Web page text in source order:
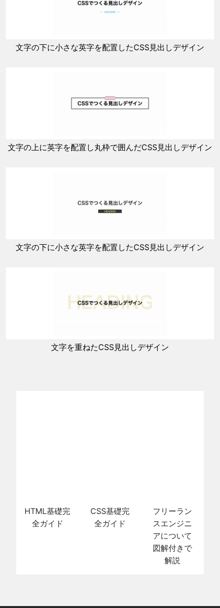
文字の下に小さな英字を配置したCSS見出しデザイン
文字の上に英字を配置し丸枠で囲んだCSS見出しデザイン
文字の下に小さな英字を配置したCSS見出しデザイン
文字を重ねたCSS見出しデザイン
HTML基礎完
全ガイド
CSS基礎完
全ガイド
フリーラン
スエンジニ
アについて
図解付きで
解説